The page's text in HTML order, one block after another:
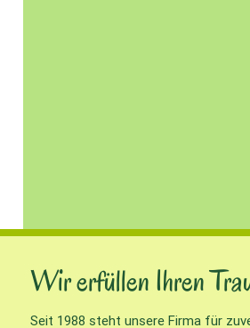
Wir erfüllen Ihren
Seit 1988 steht unsere Firma für